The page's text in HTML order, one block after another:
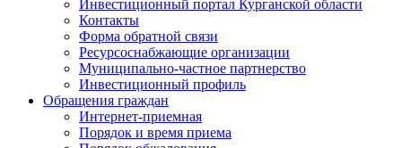
Инвестиционный портал Курганской области
Контакты
Форма обратной связи
Ресурсоснабжающие организации
Муниципально-частное партнерство
Инвестиционный профиль
Обращения граждан
Интернет-приемная
Порядок и время приема